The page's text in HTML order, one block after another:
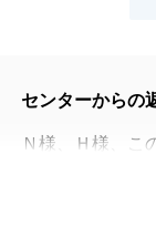
センターからの
Ｎ様、Ｈ様、こ
売却や購入に関
この度はお取